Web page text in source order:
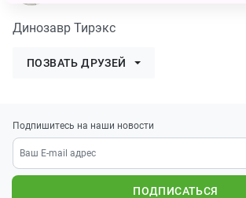
Динозавр Тирэкс
ПОЗВАТЬ ДРУЗЕЙ
Подпишитесь на наши новости
ПОДПИСАТЬСЯ